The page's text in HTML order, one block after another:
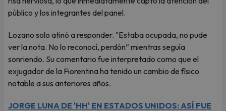
público y los integrantes del panel.
Lozano solo atinó a responder. "Estaba ocupada, no pude
ver la nota. No lo reconocí, perdón” mientras seguía
sonriendo. Su comentario fue interpretado como que el
exjugador de la Fiorentina ha tenido un cambio de físico
notable a sus anteriores años.
JORGE LUNA DE 'HH' EN ESTADOS UNIDOS: ASÍ FUE